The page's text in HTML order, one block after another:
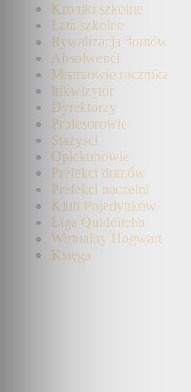
Kroniki szkolne
Lata szkolne
Rywalizacja domów
Absolwenci
Mistrzowie rocznika
Inkwizytor
Dyrektorzy
Profesorowie
Stażyści
Opiekunowie
Prefekci domów
Prefekci naczelni
Klub Pojedynków
Liga Quidditcha
Wirtualny Hogwart
Księga